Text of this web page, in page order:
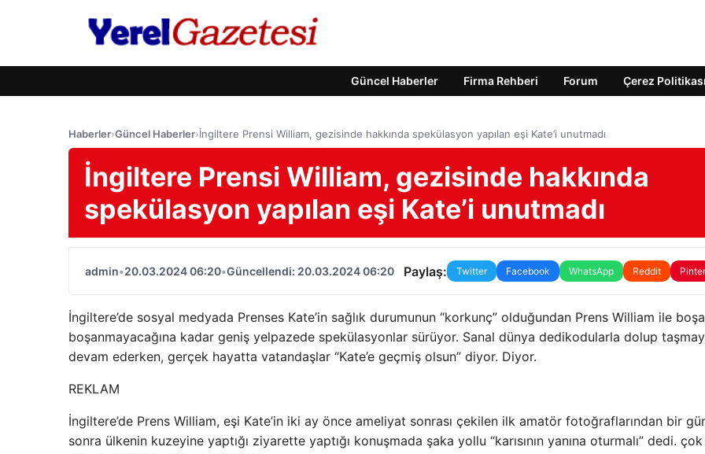
Güncel Haberler Firma Rehberi Forum Çerez Politikası
Haberler›Güncel Haberler›İngiltere Prensi William, gezisinde hakkında spekülasyon yapılan eşi Kate’i unutmadı
İngiltere Prensi William, gezisinde hakkında
spekülasyon yapılan eşi Kate’i unutmadı
admin•20.03.2024 06:20•Güncellendi: 20.03.2024 06:20 Paylaş: Twitter Facebook WhatsApp Reddit
İngiltere’de sosyal medyada Prenses Kate’in sağlık durumunun “korkunç” olduğundan Prens William ile
boşanmayacağına kadar geniş yelpazede spekülasyonlar sürüyor. Sanal dünya dedikodularla dolup
devam ederken, gerçek hayatta vatandaşlar “Kate’e geçmiş olsun” diyor. Diyor.
REKLAM
İngiltere’de Prens William, eşi Kate’in iki ay önce ameliyat sonrası çekilen ilk amatör fotoğraflarından bir
sonra ülkenin kuzeyine yaptığı ziyarette yaptığı konuşmada şaka yollu “karısının yanına oturmalı” dedi. çok